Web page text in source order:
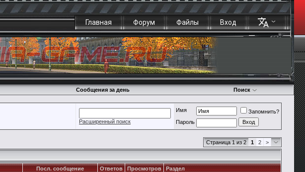
Главная Форум Файлы Вход
Сообщения за день Поиск
Расширенный поиск
Имя
Запомнить?
Пароль
Страница 1 из 2 1 2 >
Посл. сообщение Ответов Просмотров Раздел